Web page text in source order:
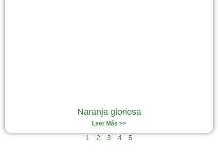
Naranja gloriosa
Leer Más >>
1 2 3 4 5